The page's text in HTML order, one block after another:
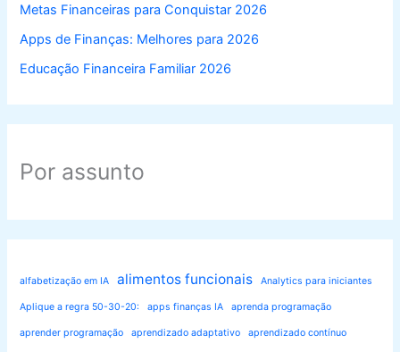
Metas Financeiras para Conquistar 2026
Apps de Finanças: Melhores para 2026
Educação Financeira Familiar 2026
Por assunto
alfabetização em IA alimentos funcionais Analytics para iniciantes
Aplique a regra 50-30-20: apps finanças IA aprenda programação
aprender programação aprendizado adaptativo aprendizado contínuo